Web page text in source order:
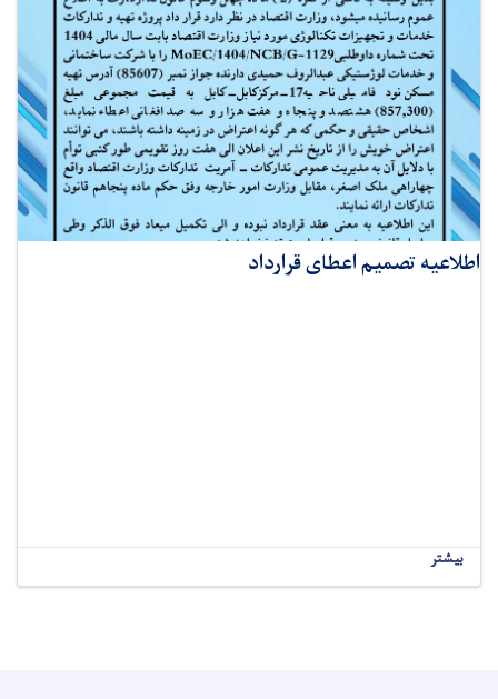
اطلاعیه تصمیم اعطای قرارداد
بیشتر